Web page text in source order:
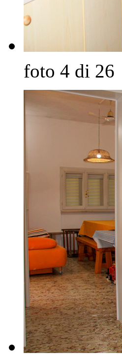
foto 4 di 26